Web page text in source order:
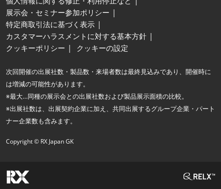
展示会・セミナー参加ポリシー
特定商取引法に基づく表示
カスタマーハラスメントに対する基本方針
クッキーポリシー
クッキーの設定
次回開催の出展社数・製品数・来場者数は最終見込みであり、開催時に
は増減の可能性があります。
※最大…同種の展示会との出展社数および製品展示面積の比較。
※出展社数は、出展契約企業に加え、共同出展するグループ企業・パート
ナー企業数も含みます。
Copyright © RX Japan GK